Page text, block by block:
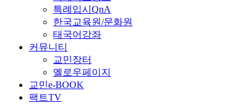
특례입시QnA
한국교육원/문화원
태국어강좌
커뮤니티
교민장터
옐로우페이지
교민e-BOOK
팩트TV